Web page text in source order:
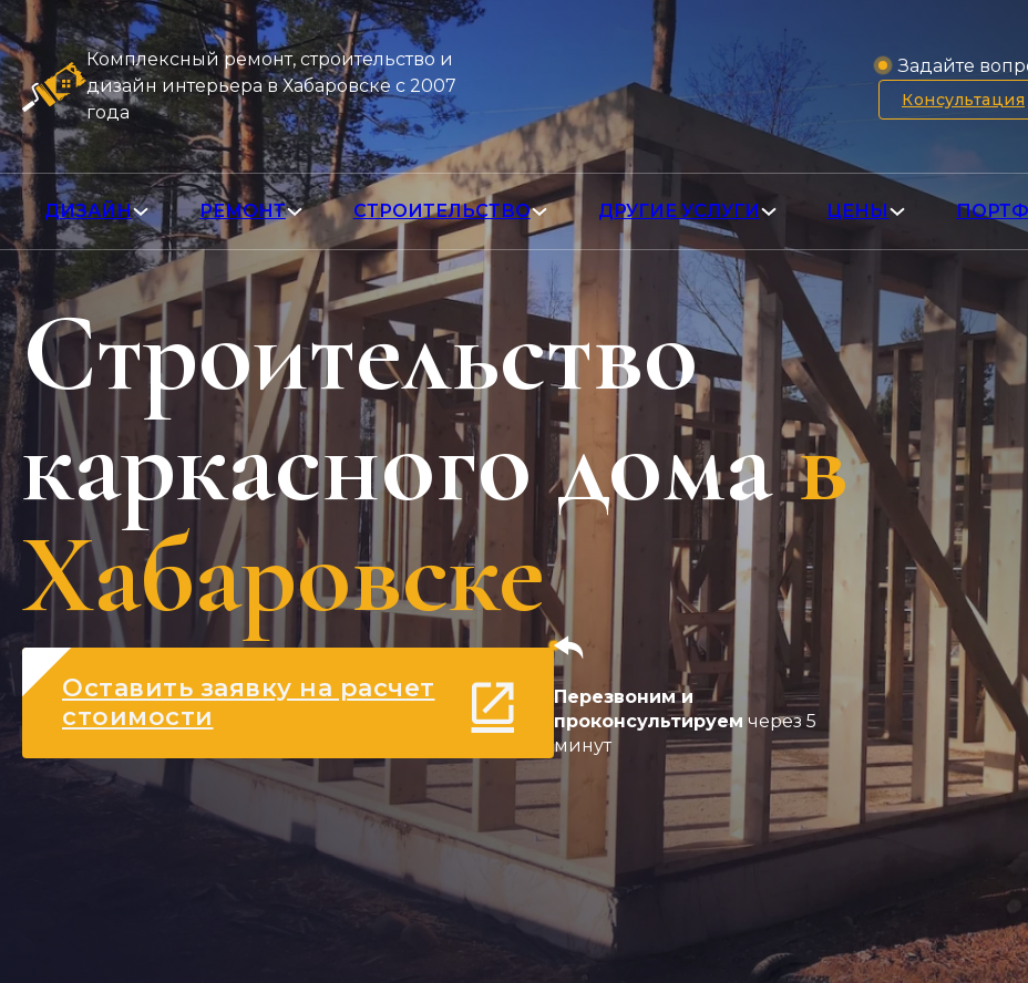
Комплексный ремонт, строительство и
дизайн интерьера в Хабаровске с 2007
года
Задайте
Консультация
ДИЗАЙН РЕМОНТ СТРОИТЕЛЬСТВО ДРУГИЕ УСЛУГИ ЦЕНЫ
Строительство
каркасного домав
Хабаровске
Оставить заявку на расчет
стоимости
Перезвоним и
проконсультируем через 5
минут